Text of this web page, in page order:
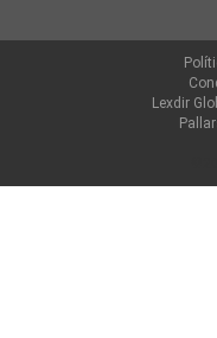
Lexdir